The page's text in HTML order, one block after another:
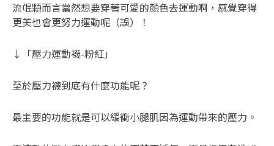
流氓顆而言當然想要穿著可愛的顏色去運動啊，感覺穿得
更美也會更努力運動呢（誤）！
↓「壓力運動襪-粉紅」
至於壓力襪到底有什麼功能呢？
最主要的功能就是可以緩衝小腿肌因為運動帶來的壓力。